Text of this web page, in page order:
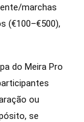
marchas
(€100–€500),
do Meira Pro
ou
se